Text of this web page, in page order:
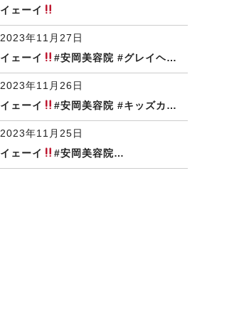
イェーイ
2023年11月27日
イェーイ
#安岡美容院 #グレイヘ…
2023年11月26日
イェーイ
#安岡美容院 #キッズカ…
2023年11月25日
イェーイ
#安岡美容院…